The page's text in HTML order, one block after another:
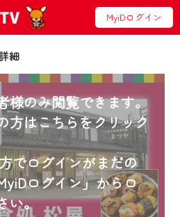
MyiDログイン
細
様のみ閲覧できます。
方はこちらをクリック
でログインがまだの
ログイン」からロ
い。
らせ